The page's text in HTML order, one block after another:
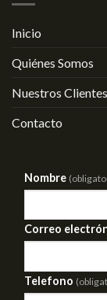
Inicio
Quiénes Somos
Nuestros Clientes
Contacto
Nombre
Correo
Telefono